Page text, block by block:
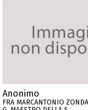
Anonimo
FRA MARCANTONIO